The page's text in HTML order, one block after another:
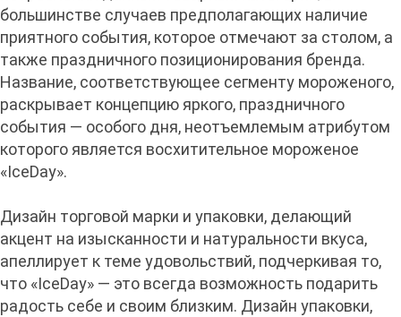
большинстве случаев предполагающих наличие
приятного события, которое отмечают за столом, а
также праздничного позиционирования бренда.
Название, соответствующее сегменту мороженого,
раскрывает концепцию яркого, праздничного
события — особого дня, неотъемлемым атрибутом
которого является восхитительное мороженое
«IceDay».
Дизайн торговой марки и упаковки, делающий
акцент на изысканности и натуральности вкуса,
апеллирует к теме удовольствий, подчеркивая то,
что «IceDay» — это всегда возможность подарить
радость себе и своим близким. Дизайн упаковки,